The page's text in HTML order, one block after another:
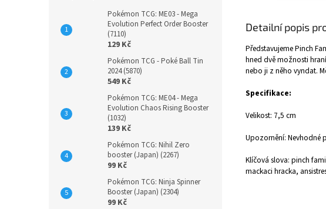
Pokémon TCG: ME03 - Mega
Evolution Perfect Order Booster
(7110)
129 Kč
Pokémon TCG - Poké Ball Tin
2024 (5870)
549 Kč
Pokémon TCG: ME04 - Mega
Evolution Chaos Rising Booster
(1032)
139 Kč
Pokémon TCG: Nihil Zero
booster (Japan) (2267)
99 Kč
Pokémon TCG: Ninja Spinner
Booster (Japan) (2304)
99 Kč
Detailní popis
Představujeme Pinch
hned dvě možnosti
nebo ji z něho vyndat.
Specifikace:
Velikost: 7,5 cm
Upozornění: Nevhodné
Klíčová slova: pinch
mackaci hracka,